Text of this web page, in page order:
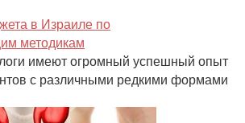
в Израиле по
методикам
имеют огромный успешный опыт
с различными редкими формами